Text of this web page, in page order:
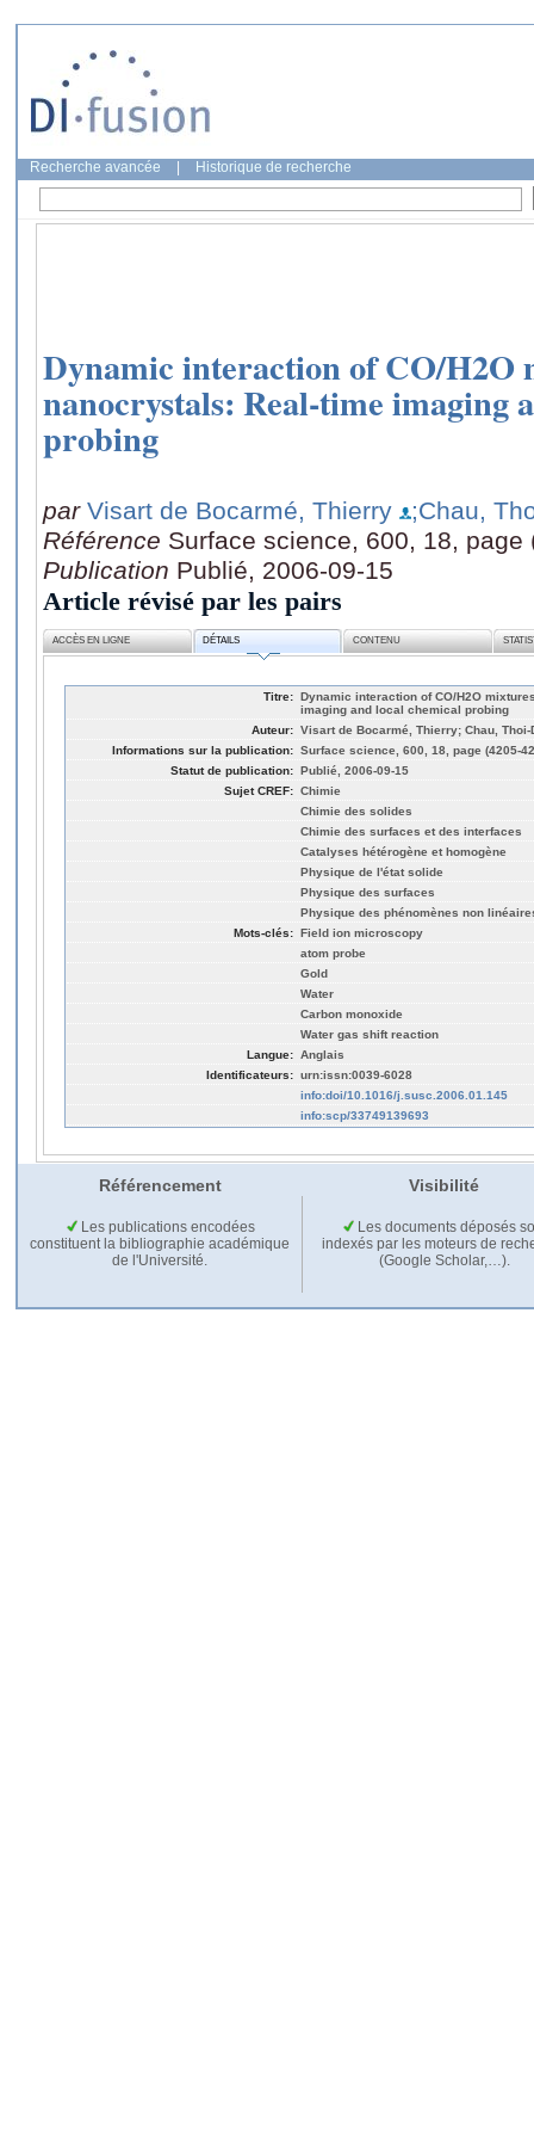
Recherche avancée Historique de recherche
Dynamic interaction of CO/H2O
nanocrystals: Real-time imaging
probing
par Visart de Bocarmé, Thierry
;Chau,
Référence Surface science, 600, 18, page
Publication Publié, 2006-09-15
Article révisé par les pairs
ACCÈS EN LIGNE DÉTAILS CONTENU
Titre: Dynamic interaction of CO/H2O
imaging and local chemical probing
Auteur: Visart de Bocarmé, Thierry; Chau,
Informations sur la publication: Surface science, 600, 18, page (4205-
Statut de publication: Publié, 2006-09-15
Sujet CREF: Chimie
Chimie des solides
Chimie des surfaces et des interfaces
Catalyses hétérogène et homogène
Physique de l'état solide
Physique des surfaces
Physique des phénomènes non
Mots-clés: Field ion microscopy
atom probe
Gold
Water
Carbon monoxide
Water gas shift reaction
Langue: Anglais
Identificateurs: urn:issn:0039-6028
info:doi/10.1016/j.susc.2006.01.145
info:scp/33749139693
Référencement Visibilité
Les publications encodées
constituent la bibliographie académique
de l'Université.
Les documents déposés
indexés par les moteurs de
(Google Scholar,…).